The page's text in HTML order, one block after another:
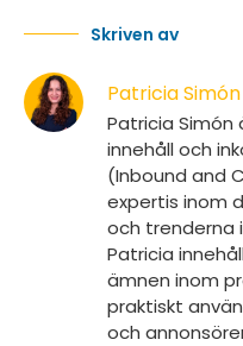
Skriven av
Patricia Simón
Patricia Simón
innehåll och
(Inbound and
expertis inom
och trenderna
Patricia
ämnen inom
praktiskt
och